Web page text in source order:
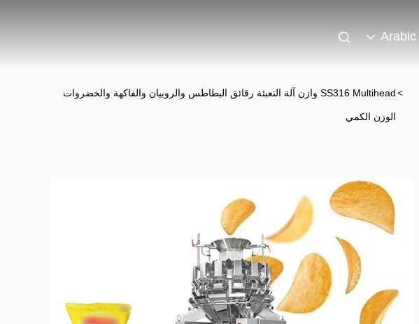
Arabic
> SS316 Multihead وازن آلة التعبئة رقائق البطاطس والروبيان والفاكهة والخضروات
الوزن الكمي